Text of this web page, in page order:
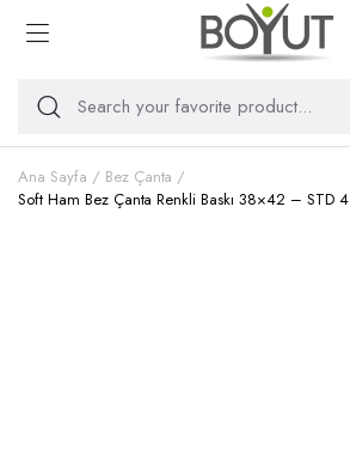
Ana Sayfa
Bez Çanta
Soft Ham Bez Çanta Renkli Baskı 38×42 – STD 4